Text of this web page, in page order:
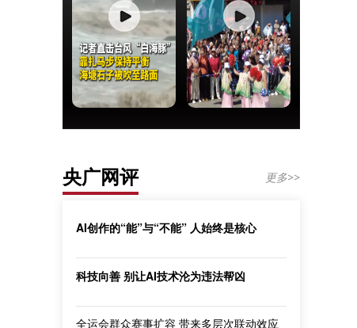
央广网评 更多>>
AI创作的“能”与“不能” 人始终是核心
科技向善 别让AI技术沦为违法帮凶
全运会群众赛事扩容 带来多层次联动效应